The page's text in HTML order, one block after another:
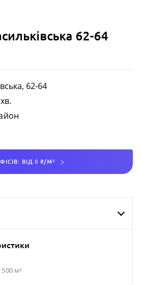
62-64
62-64
ВІД 0 ₴/М²
500 м²